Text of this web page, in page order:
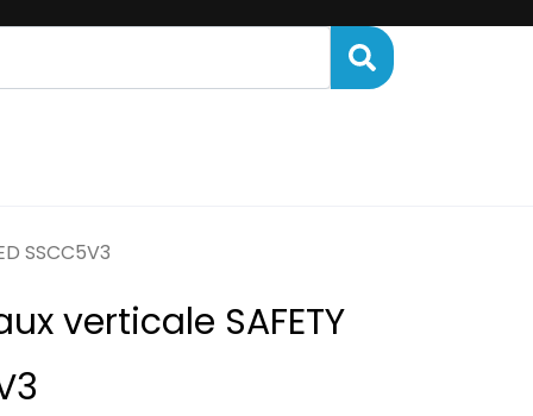
SSCC5V3
verticale SAFETY